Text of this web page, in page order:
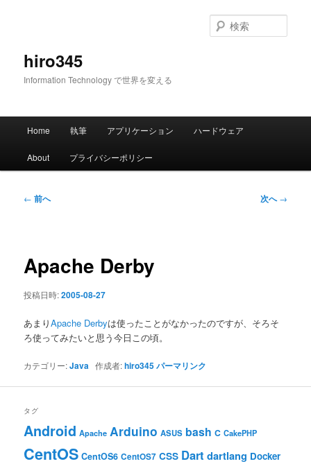
hiro345
Information Technology で世界を変える
索
メ
Home 執筆 アプリケーション ハードウェア
About プライバシーポリシー
投
ー
ョ
← 前へ 次へ→
Apache Derby
投稿日時:2005-08-27
あまりApache Derbyは使ったことがなかったのですが、そろそ
ろ使ってみたいと思う今日この頃。
カテゴリー:Java 作成者:hiro345パーマリンク
タグ
Android Apache Arduino ASUS bash C CakePHP
CentOS CentOS6 CentOS7 CSS Dart dartlang Docker